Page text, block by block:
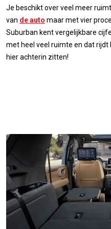
Je beschikt over veel meer
van de auto maar met vier
Suburban kent vergelijkbare
met heel veel ruimte en dat rijdt
hier achterin zitten!